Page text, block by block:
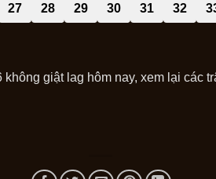
27 28 29 30 31 32
không giật lag hôm nay, xem lại các